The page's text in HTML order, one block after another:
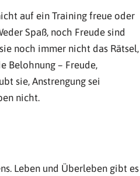
auf ein Training freue oder
Spaß, noch Freude sind
noch immer nicht das Rätsel,
Belohnung – Freude,
sie, Anstrengung sei
nicht.
Leben und Überleben gibt es